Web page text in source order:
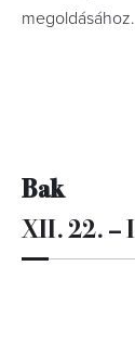
Bak
XII. 22. –